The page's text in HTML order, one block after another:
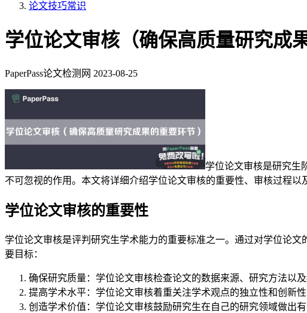
论文技巧常识
学位论文审核（确保高质量研究成
PaperPass论文检测网 2023-08-25
学位论文审核是研究生
不可忽视的作用。本文将详细介绍学位论文审核的重要性、审核过程
学位论文审核的重要性
学位论文审核是评判研究生学术能力的重要标准之一。通过对学位论
要目标：
确保研究质量：学位论文审核检查论文的数据来源、研究方法以
提高学术水平：学位论文审核着重关注学术观点的独立性和创新
创造学术价值：学位论文审核鼓励研究生在自己的研究领域做出